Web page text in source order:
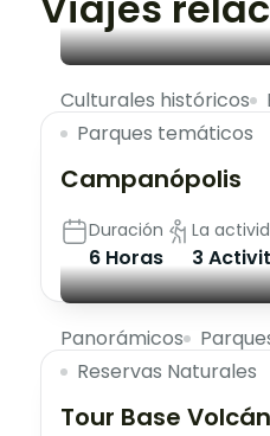
Culturales históricos
Parques temáticos
Campanópolis
Duración
6 Horas
La
3
Panorámicos
Reservas Naturales
Tour Base